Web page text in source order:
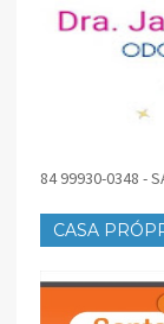
84 99930-0348 -
CASA